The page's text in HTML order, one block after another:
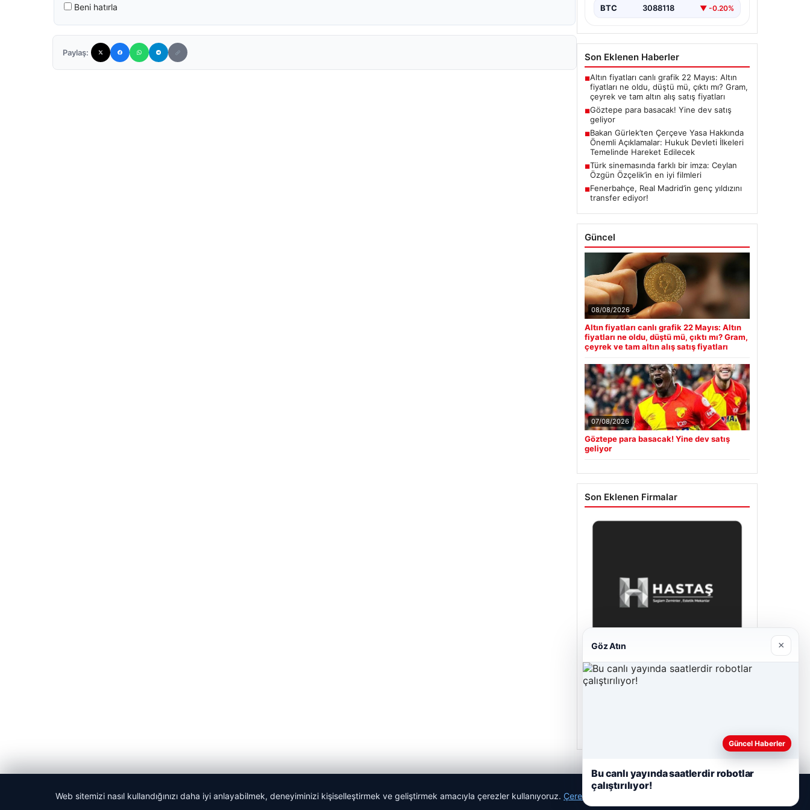
Beni hatırla
Paylaş:
BTC 3088118 ▼ -0.20%
Son Eklenen Haberler
■Altın fiyatları canlı grafik 22 Mayıs: Altın
fiyatları ne oldu, düştü mü, çıktı mı? Gram,
çeyrek ve tam altın alış satış fiyatları
■Göztepe para basacak! Yine dev satış
geliyor
■Bakan Gürlek’ten Çerçeve Yasa Hakkında
Önemli Açıklamalar: Hukuk Devleti İlkeleri
Temelinde Hareket Edilecek
■Türk sinemasında farklı bir imza: Ceylan
Özgün Özçelik’in en iyi filmleri
■Fenerbahçe, Real Madrid’in genç yıldızını
transfer ediyor!
Güncel
08/08/2026
Altın fiyatları canlı grafik 22 Mayıs: Altın
fiyatları ne oldu, düştü mü, çıktı mı? Gram,
çeyrek ve tam altın alış satış fiyatları
07/08/2026
Göztepe para basacak! Yine dev satış
geliyor
Son Eklenen Firmalar
© 2026 Güzel Haber – Güncel Haberler
Web sitemizi nasıl kullandığınızı daha iyi anlayabilmek, deneyiminizi kişiselleştirmek ve geliştirmek amacıyla çerezler kullanıyoruz. Çerez Politikamız
Göz Atın ×
Güncel Haberler
Bu canlı yayında saatlerdir robotlar
çalıştırılıyor!